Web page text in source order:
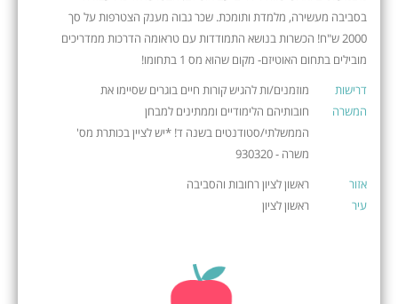
בסביבה מעשירה, מלמדת ותומכת. שכר גבוה מענק הצטרפות על סך
2000 ש"ח! הכשרות בנושא התמודדות עם טראומה הדרכות ממדריכים
מובילים בתחום האוטיזם- מקום שהוא מס 1 בתחומו!
דרישות
המשרה
מוזמנים/ות להגיש קורות חיים בוגרים שסיימו את
חובותיהם הלימודיים וממתינים למבחן
הממשלתי/סטודנטים בשנה ד! *יש לציין בכותרת מס'
משרה - 930320
אזור
ראשון לציון רחובות והסביבה
עיר
ראשון לציון